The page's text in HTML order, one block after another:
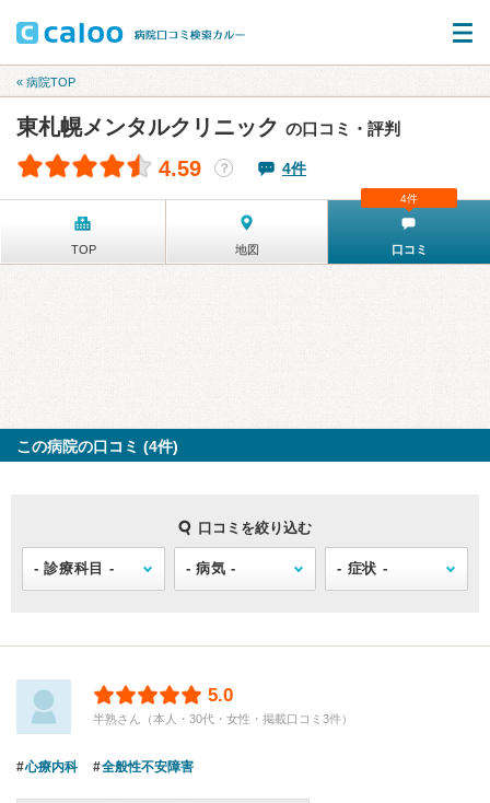
« 病院TOP
東札幌メンタルクリニック の口コミ・評判
4.59 ？ 4件
TOP 地図 口コミ
4件
この病院の口コミ (4件)
口コミを絞り込む
5.0
半熟さん（本人・30代・女性・掲載口コミ3件）
心療内科 全般性不安障害